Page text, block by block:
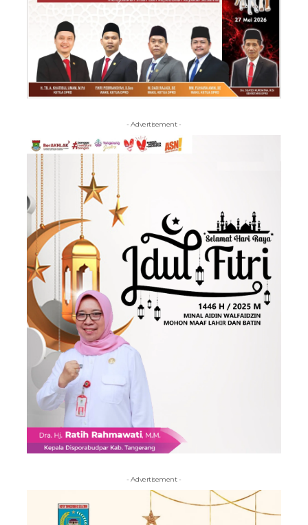
- Advertisement -
- Advertisement -